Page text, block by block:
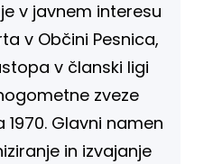
v javnem interesu
v Občini Pesnica,
v članski ligi
zveze
Glavni namen
in izvajanje